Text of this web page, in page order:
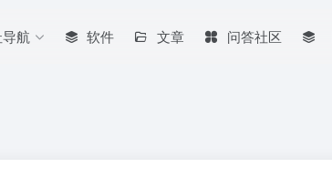
航 软件 文章 问答社区